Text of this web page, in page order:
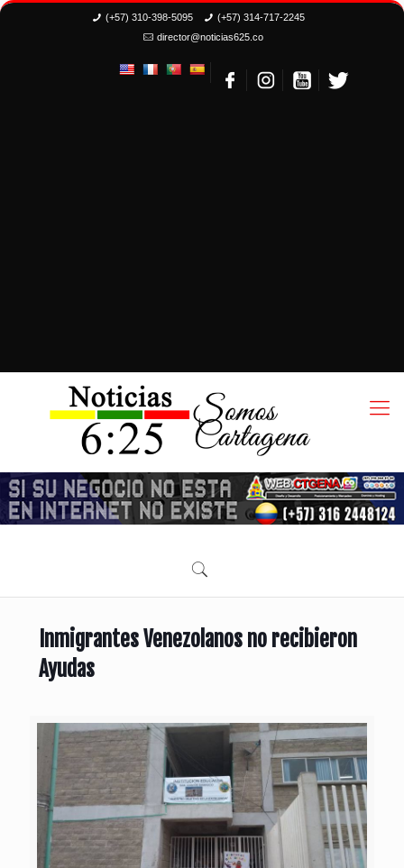
(+57) 310-398-5095
(+57) 314-717-2245
director@noticias625.co
Inmigrantes Venezolanos no recibieron
Ayudas